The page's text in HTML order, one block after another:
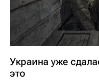
Украина уже
это